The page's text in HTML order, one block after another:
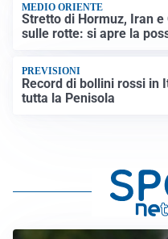
MEDIO ORIENTE
Stretto di Hormuz, Iran
sulle rotte: si apre la
PREVISIONI
Record di bollini rossi in
tutta la Penisola